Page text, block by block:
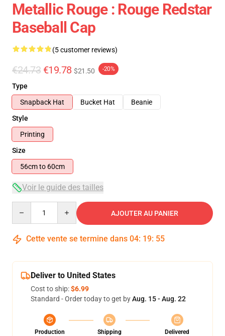
Metallic Rouge : Rouge Redstar
Baseball Cap
(5 customer reviews)
€24.73 €19.78 $21.50 -20%
Type
Snapback Hat
Bucket Hat
Beanie
Style
Printing
Size
56cm to 60cm
Voir le guide des tailles
AJOUTER AU PANIER
Cette vente se termine dans 04: 19: 54
Deliver to United States
Cost to ship:$6.99
Standard - Order today to get byAug. 15 - Aug. 22
Production
Shipping
Delivered